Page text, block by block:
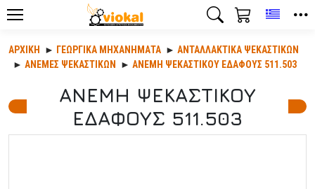
ΑΡΧΙΚΉ ΓΕΩΡΓΙΚΆ ΜΗΧΑΝΉΜΑΤΑ
ΑΝΤΑΛΛΑΚΤΙΚΆ ΨΕΚΑΣΤΙΚΏΝ
ΑΝΕΜΕΣ ΨΕΚΑΣΤΙΚΩΝ
ΑΝΕΜΗ ΨΕΚΑΣΤΙΚΟΥ ΕΔΑΦΟΥΣ 511.503
ΑΝΕΜΗ ΨΕΚΑΣΤΙΚΟΥ
ΕΔΑΦΟΥΣ 511.503